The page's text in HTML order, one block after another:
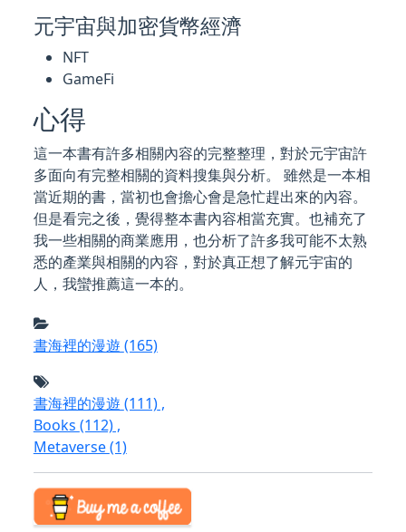
元宇宙與加密貨幣經濟
NFT
GameFi
心得
這一本書有許多相關內容的完整整理，對於元宇宙許
多面向有完整相關的資料搜集與分析。 雖然是一本相
當近期的書，當初也會擔心會是急忙趕出來的內容。
但是看完之後，覺得整本書內容相當充實。也補充了
我一些相關的商業應用，也分析了許多我可能不太熟
悉的產業與相關的內容，對於真正想了解元宇宙的
人，我蠻推薦這一本的。
書海裡的漫遊 (165)
書海裡的漫遊 (111),
Books (112),
Metaverse(1)